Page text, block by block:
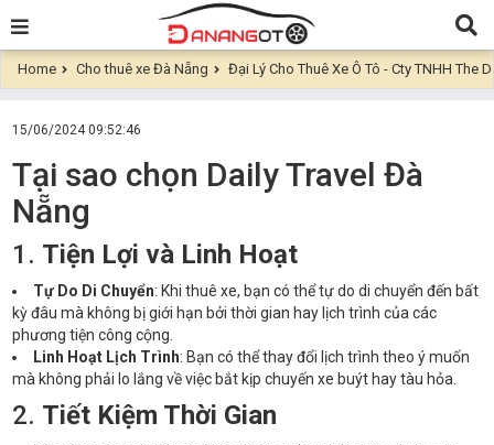
Home Cho thuê xe Đà Nẵng Đại Lý Cho Thuê Xe Ô Tô - Cty TNHH The
15/06/2024 09:52:46
Tại sao chọn Daily Travel Đà
Nẵng
1. Tiện Lợi và Linh Hoạt
Tự Do Di Chuyển: Khi thuê xe, bạn có thể tự do di chuyển đến bất
kỳ đâu mà không bị giới hạn bởi thời gian hay lịch trình của các
phương tiện công cộng.
Linh Hoạt Lịch Trình: Bạn có thể thay đổi lịch trình theo ý muốn
mà không phải lo lắng về việc bắt kịp chuyến xe buýt hay tàu hỏa.
2. Tiết Kiệm Thời Gian